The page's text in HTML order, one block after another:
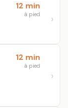
12 min
à pied
12 min
à pied